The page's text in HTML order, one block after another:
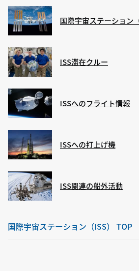
国際宇宙ステーション
ISS滞在クルー
ISSへのフライト情報
ISSへの打上げ機
ISS関連の船外活動
国際宇宙ステーション（ISS） TOP